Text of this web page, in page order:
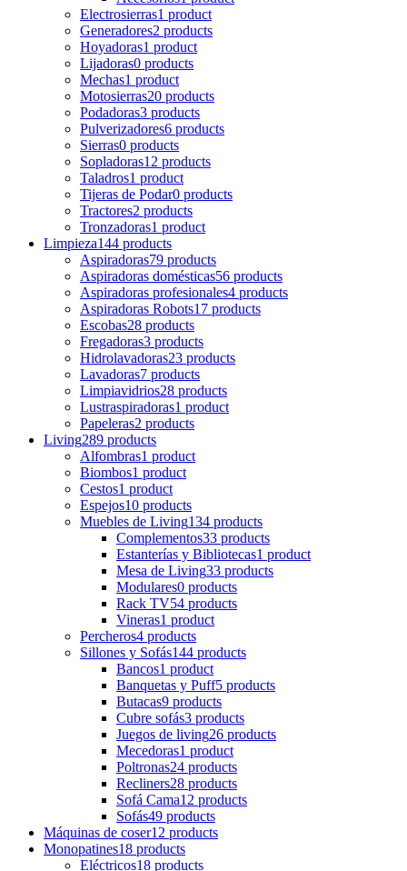
Electrosierras1 product
Generadores2 products
Hoyadoras1 product
Lijadoras0 products
Mechas1 product
Motosierras20 products
Podadoras3 products
Pulverizadores6 products
Sierras0 products
Sopladoras12 products
Taladros1 product
Tijeras de Podar0 products
Tractores2 products
Tronzadoras1 product
Limpieza144 products
Aspiradoras79 products
Aspiradoras domésticas56 products
Aspiradoras profesionales4 products
Aspiradoras Robots17 products
Escobas28 products
Fregadoras3 products
Hidrolavadoras23 products
Lavadoras7 products
Limpiavidrios28 products
Lustraspiradoras1 product
Papeleras2 products
Living289 products
Alfombras1 product
Biombos1 product
Cestos1 product
Espejos10 products
Muebles de Living134 products
Complementos33 products
Estanterías y Bibliotecas1 product
Mesa de Living33 products
Modulares0 products
Rack TV54 products
Vineras1 product
Percheros4 products
Sillones y Sofás144 products
Bancos1 product
Banquetas y Puff5 products
Butacas9 products
Cubre sofás3 products
Juegos de living26 products
Mecedoras1 product
Poltronas24 products
Recliners28 products
Sofá Cama12 products
Sofás49 products
Máquinas de coser12 products
Monopatines18 products
Eléctricos18 products